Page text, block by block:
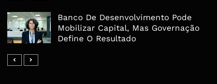
Banco De Desenvolvimento Pode
Mobilizar Capital, Mas Governação
Define O Resultado